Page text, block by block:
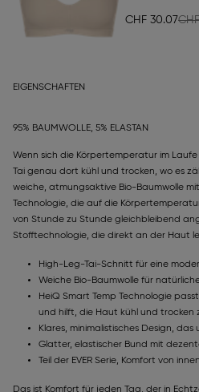
CHF 30.07
EIGENSCHAFTEN
95% BAUMWOLLE, 5% ELASTAN
Wenn sich die Körpertemperatur im
Tai genau dort kühl und trocken, wo es
weiche, atmungsaktive Bio-Baumwolle
Technologie, die auf die
von Stunde zu Stunde gleichbleibend
Stofftechnologie, die direkt an der Haut
High-Leg-Tai-Schnitt für eine
Weiche Bio-Baumwolle für
HeiQ Smart Temp Technologie
und hilft, die Haut kühl und trocken
Klares, minimalistisches Design,
Glatter, elastischer Bund mit
Teil der EVER Serie, Komfort von
Das ist Komfort für jeden Tag, der in